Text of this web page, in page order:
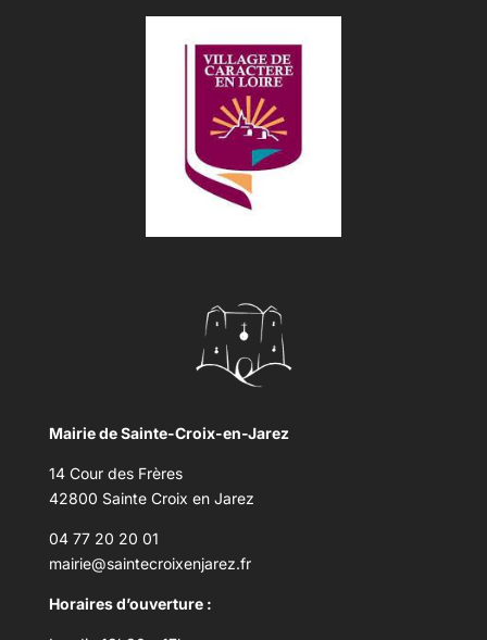
Mairie de Sainte-Croix-en-Jarez
14 Cour des Frères
42800 Sainte Croix en Jarez
04 77 20 20 01
mairie@saintecroixenjarez.fr
Horaires d’ouverture :